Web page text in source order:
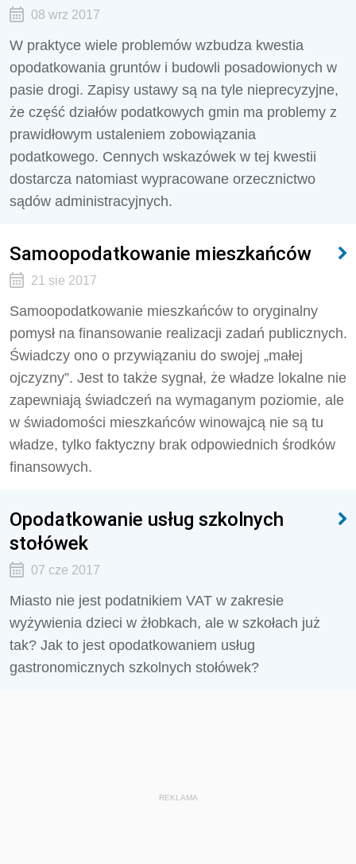
08 wrz 2017
W praktyce wiele problemów wzbudza kwestia
opodatkowania gruntów i budowli posadowionych w
pasie drogi. Zapisy ustawy są na tyle nieprecyzyjne,
że część działów podatkowych gmin ma problemy z
prawidłowym ustaleniem zobowiązania
podatkowego. Cennych wskazówek w tej kwestii
dostarcza natomiast wypracowane orzecznictwo
sądów administracyjnych.
Samoopodatkowanie mieszkańców
21 sie 2017
Samoopodatkowanie mieszkańców to oryginalny
pomysł na finansowanie realizacji zadań publicznych.
Świadczy ono o przywiązaniu do swojej „małej
ojczyzny”. Jest to także sygnał, że władze lokalne nie
zapewniają świadczeń na wymaganym poziomie, ale
w świadomości mieszkańców winowajcą nie są tu
władze, tylko faktyczny brak odpowiednich środków
finansowych.
Opodatkowanie usług szkolnych
stołówek
07 cze 2017
Miasto nie jest podatnikiem VAT w zakresie
wyżywienia dzieci w żłobkach, ale w szkołach już
tak? Jak to jest opodatkowaniem usług
gastronomicznych szkolnych stołówek?
REKLAMA